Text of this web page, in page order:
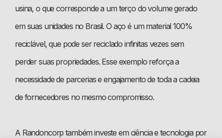
usina, o que corresponde a um terço do volume gerado
em suas unidades no Brasil. O aço é um material 100%
reciclável, que pode ser reciclado infinitas vezes sem
perder suas propriedades. Esse exemplo reforça a
necessidade de parcerias e engajamento de toda a cadeia
de fornecedores no mesmo compromisso.
A Randoncorp também investe em ciência e tecnologia por